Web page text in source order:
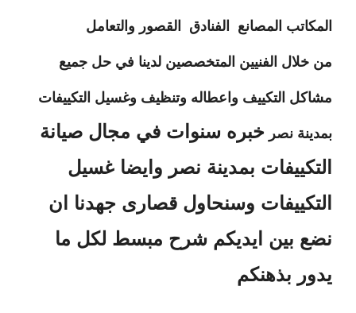
المكاتب المصانع الفنادق القصور والتعامل
من خلال الفنيين المتخصصين لدينا في حل جميع
مشاكل التكييف واعطاله وتنظيف وغسيل التكييفات
بمدينة نصر خبره سنوات في مجال صيانة
التكييفات بمدينة نصر وايضا غسيل
التكييفات وسنحاول قصارى جهدنا ان
نضع بين ايديكم شرح مبسط لكل ما
يدور بذهنكم